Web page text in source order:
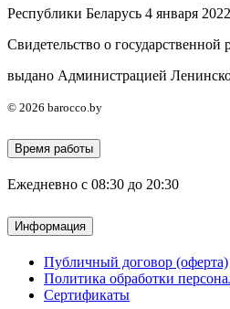
Республики Беларусь 4 января
Свидетельство о
выдано Администрацией
© 2026 barocco.by
Время работы
Ежедневно с 08:30 до 20:30
Информация
Публичный договор (оферта)
Политика обработки
Сертификаты